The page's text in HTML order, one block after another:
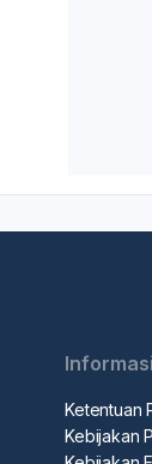
Informasi
Ketentuan
Kebijakan